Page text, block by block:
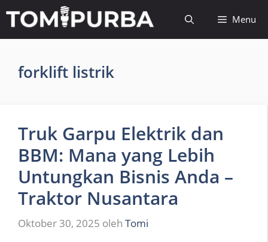
isi
Menu
forklift listrik
Truk Garpu Elektrik dan
BBM: Mana yang Lebih
Untungkan Bisnis Anda –
Traktor Nusantara
Oktober 30, 2025 oleh Tomi